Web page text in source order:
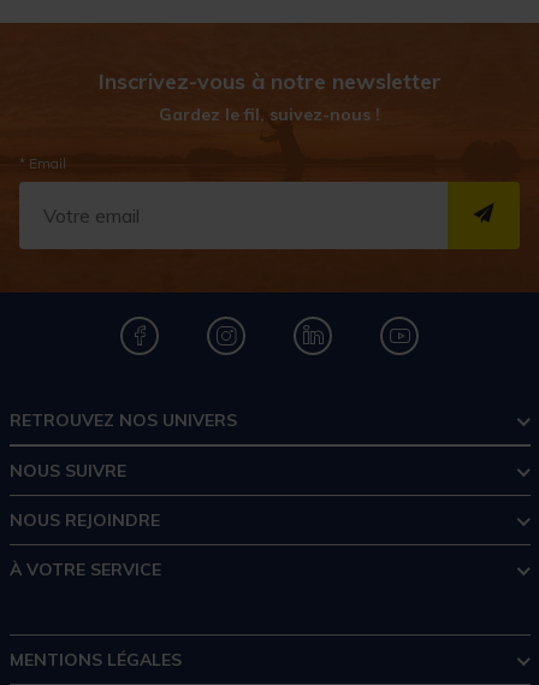
Inscrivez-vous à notre newsletter
Gardez le fil, suivez-nous !
* Email
RETROUVEZ NOS UNIVERS
NOUS SUIVRE
NOUS REJOINDRE
À VOTRE SERVICE
MENTIONS LÉGALES